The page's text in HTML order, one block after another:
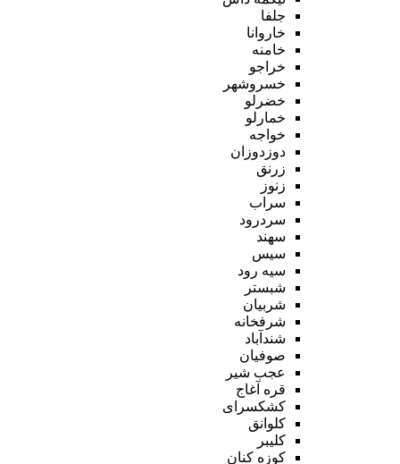
جلفا
خاروانا
خامنه
خراجو
خسروشهر
خضرلو
خمارلو
خواجه
دوزدوزان
زرنق
زنوز
سراب
سردرود
سهند
سیس
سیه رود
شبستر
شربیان
شرفخانه
شندآباد
صوفیان
عجب شیر
قره آغاج
کشکسرای
کلوانق
کلیبر
کوزه کنان